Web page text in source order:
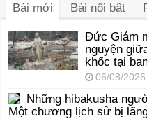
Bài mới Bài nổi bật
Đức Giám
nguyện
khốc tại
06/08/2026
Những hibakusha
Một chương lịch sử bị